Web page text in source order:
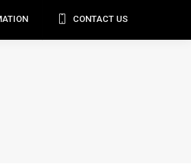
newnew new
CONTACT US